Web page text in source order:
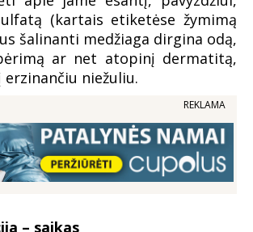
(kartais etiketėse žymimą
šalinanti medžiaga dirgina odą,
ar net atopinį dermatitą,
niežuliu.
REKLAMA
– saikas